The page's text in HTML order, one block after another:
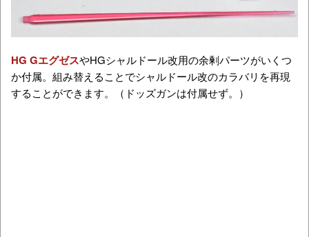
HG GエグゼスやHGシャルドール改用の余剰パーツがいくつ
か付属。組み替えることでシャルドール改のカラバリを再現
することができます。（ドッズガンは付属せず。）